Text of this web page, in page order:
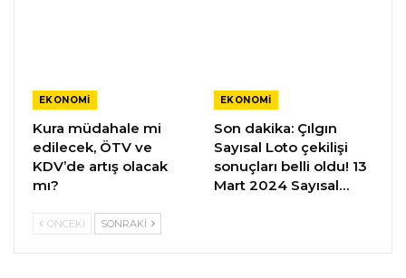
EKONOMI
Kura müdahale mi
edilecek, ÖTV ve
KDV’de artış olacak
mı?
EKONOMI
Son dakika: Çılgın
Sayısal Loto çekilişi
sonuçları belli oldu! 13
Mart 2024 Sayısal…
ÖNCEKI SONRAKI